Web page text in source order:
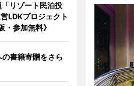
リゾート民泊投
LDKプロジェクト
参加無料》
書籍寄贈をさら